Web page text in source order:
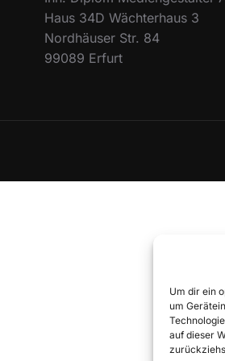
Um dir ein
um
auf dieser
Haus 34D Wächterhaus 3
Nordhäuser Str. 84
99089 Erfurt